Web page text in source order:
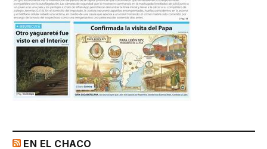
EN EL CHACO